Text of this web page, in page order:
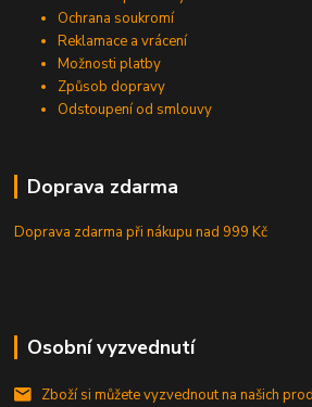
Ochrana soukromí
Reklamace a vrácení
Možnosti platby
Způsob dopravy
Odstoupení od smlouvy
Doprava zdarma
Doprava zdarma při nákupunad 999 Kč
Osobní vyzvednutí
Zboží si můžete vyzvednout na našich